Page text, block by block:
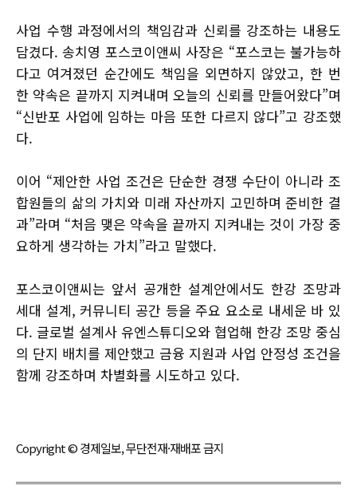
사업 수행 과정에서의 책임감과 신뢰를 강조하는 내용도
담겼다. 송치영 포스코이앤씨 사장은 “포스코는 불가능하
다고 여겨졌던 순간에도 책임을 외면하지 않았고, 한 번
한 약속은 끝까지 지켜내며 오늘의 신뢰를 만들어왔다”며
“신반포 사업에 임하는 마음 또한 다르지 않다”고 강조했
다.
이어 “제안한 사업 조건은 단순한 경쟁 수단이 아니라 조
합원들의 삶의 가치와 미래 자산까지 고민하며 준비한 결
과”라며 “처음 맺은 약속을 끝까지 지켜내는 것이 가장 중
요하게 생각하는 가치”라고 말했다.
포스코이앤씨는 앞서 공개한 설계안에서도 한강 조망과
세대 설계, 커뮤니티 공간 등을 주요 요소로 내세운 바 있
다. 글로벌 설계사 유엔스튜디오와 협업해 한강 조망 중심
의 단지 배치를 제안했고 금융 지원과 사업 안정성 조건을
함께 강조하며 차별화를 시도하고 있다.
Copyright © 경제일보, 무단전재·재배포 금지